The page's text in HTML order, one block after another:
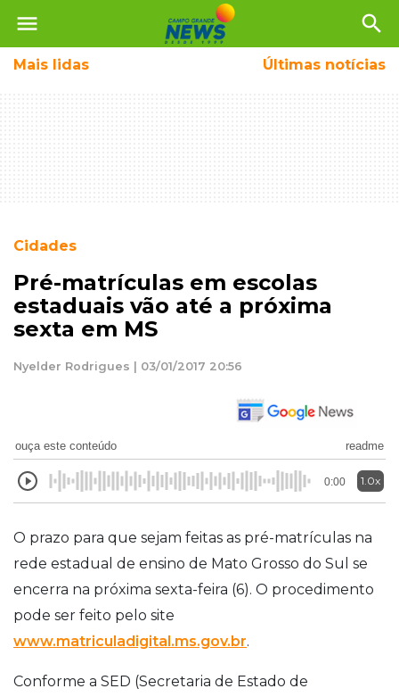
menu search
Mais lidas Últimas notícias
Cidades
Pré-matrículas em escolas
estaduais vão até a próxima
sexta em MS
Nyelder Rodrigues | 03/01/2017 20:56
ouça este conteúdo readme
0:00 1.0x
O prazo para que sejam feitas as pré-matrículas na
rede estadual de ensino de Mato Grosso do Sul se
encerra na próxima sexta-feira (6). O procedimento
pode ser feito pelo site
www.matriculadigital.ms.gov.br.
Conforme a SED (Secretaria de Estado de